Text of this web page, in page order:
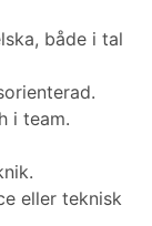
både i tal
i team.
eller teknisk